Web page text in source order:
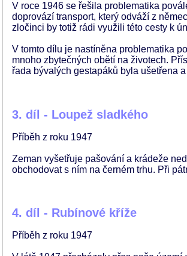
V roce 1946 se řešila problematika
doprovází transport, který odváží z
zločinci by totiž rádi využili této cesty k
V tomto dílu je nastíněna problematika
mnoho zbytečných obětí na životech.
řada bývalých gestapáků byla ušetřena
3. díl - Loupež sladkého
Příběh z roku 1947
Zeman vyšetřuje pašování a krádeže
obchodovat s ním na černém trhu. Při
4. díl - Rubínové kříže
Příběh z roku 1947